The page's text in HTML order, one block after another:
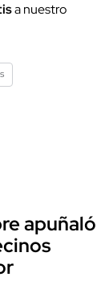
a nuestro
apuñaló